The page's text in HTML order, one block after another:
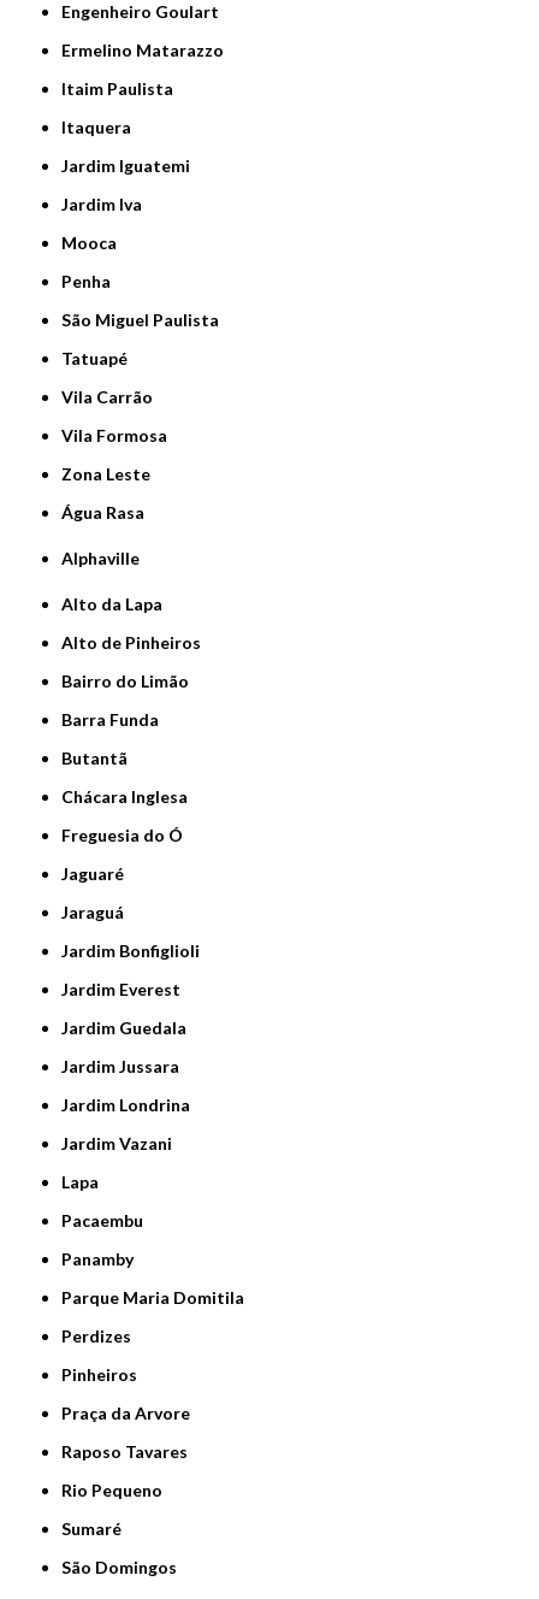
Engenheiro Goulart
Ermelino Matarazzo
Itaim Paulista
Itaquera
Jardim Iguatemi
Jardim Iva
Mooca
Penha
São Miguel Paulista
Tatuapé
Vila Carrão
Vila Formosa
Zona Leste
Água Rasa
Alphaville
Alto da Lapa
Alto de Pinheiros
Bairro do Limão
Barra Funda
Butantã
Chácara Inglesa
Freguesia do Ó
Jaguaré
Jaraguá
Jardim Bonfiglioli
Jardim Everest
Jardim Guedala
Jardim Jussara
Jardim Londrina
Jardim Vazani
Lapa
Pacaembu
Panamby
Parque Maria Domitila
Perdizes
Pinheiros
Praça da Arvore
Raposo Tavares
Rio Pequeno
Sumaré
São Domingos